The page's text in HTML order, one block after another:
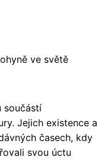
ve světě
součástí
Jejich existence a
časech, kdy
svou úctu